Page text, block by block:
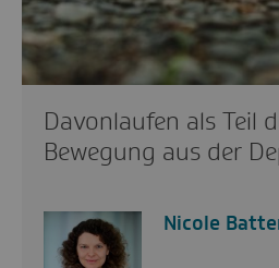
Davonlaufen als Teil
Bewegung aus der
Nicole